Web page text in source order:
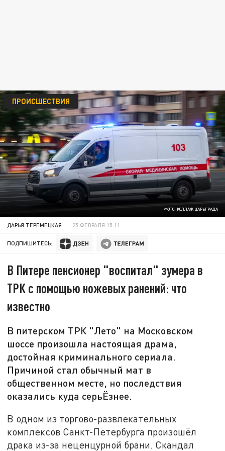
ФОТО: КОЛЛАЖ ЦАРЬГРАДА
ПРОИСШЕСТВИЯ
ДАРЬЯ ТЕРЕМЕЦКАЯ 25 ФЕВРАЛЯ 15:11
ПОДПИШИТЕСЬ:
В Питере пенсионер "воспитал" зумера в
ТРК с помощью ножевых ранений: что
известно
В питерском ТРК "Лето" на Московском
шоссе произошла настоящая драма,
достойная криминального сериала.
Причиной стал обычный мат в
общественном месте, но последствия
оказались куда серьЁзнее.
В одном из торгово-развлекательных
комплексов Санкт-Петербурга произошёл
драка из-за неценцурной брани. Скандал